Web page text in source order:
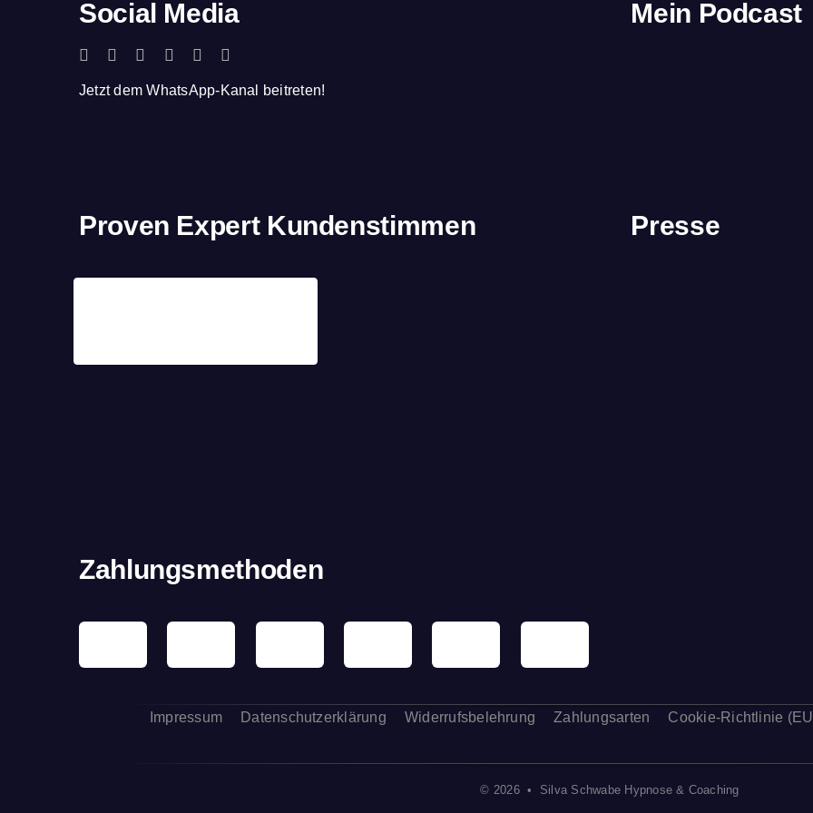
Social Media
Jetzt dem WhatsApp-Kanal beitreten!
Mein Podcast
Proven Expert Kundenstimmen Presse
Zahlungsmethoden
Impressum Datenschutzerklärung Widerrufsbelehrung Zahlungsarten Cookie-Richtlinie
© 2026 • Silva Schwabe Hypnose & Coaching